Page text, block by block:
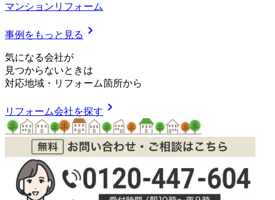
マンションリフォーム
事例をもっと見る chevron_right
気になる会社が
見つからないときは
対応地域 ・ リフォーム箇所から
リフォーム会社を探す chevron_right